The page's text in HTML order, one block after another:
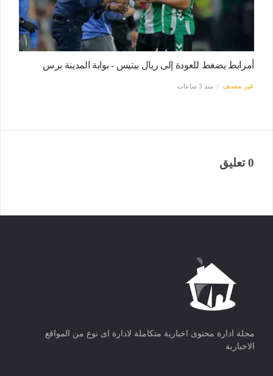
أمرابط يضغط للعودة إلى ريال بيتيس - بوابة المدينة برس
غير مصنف منذ 3 ساعات
0 تعليق
مجلة ادارة محتوى اخبارية متكاملة لادارة اى نوع من المواقع
الاخبارية